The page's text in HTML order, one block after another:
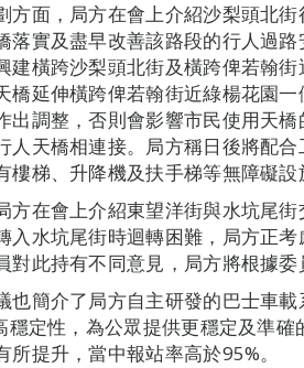
方面，局方在會上介紹沙梨頭北
落實及盡早改善該路段的行人過
建橫跨沙梨頭北街及橫跨俾若翰
橋延伸橫跨俾若翰街近綠楊花園
出調整，否則會影響市民使用天
人天橋相連接。局方稱日後將配
樓梯、升降機及扶手梯等無障礙設
方在會上介紹東望洋街與水坑尾
入水坑尾街時迴轉困難，局方正
對此持有不同意見，局方將根據委
也簡介了局方自主研發的巴士車
穩定性，為公眾提供更穩定及準
所提升，當中報站率高於95%。